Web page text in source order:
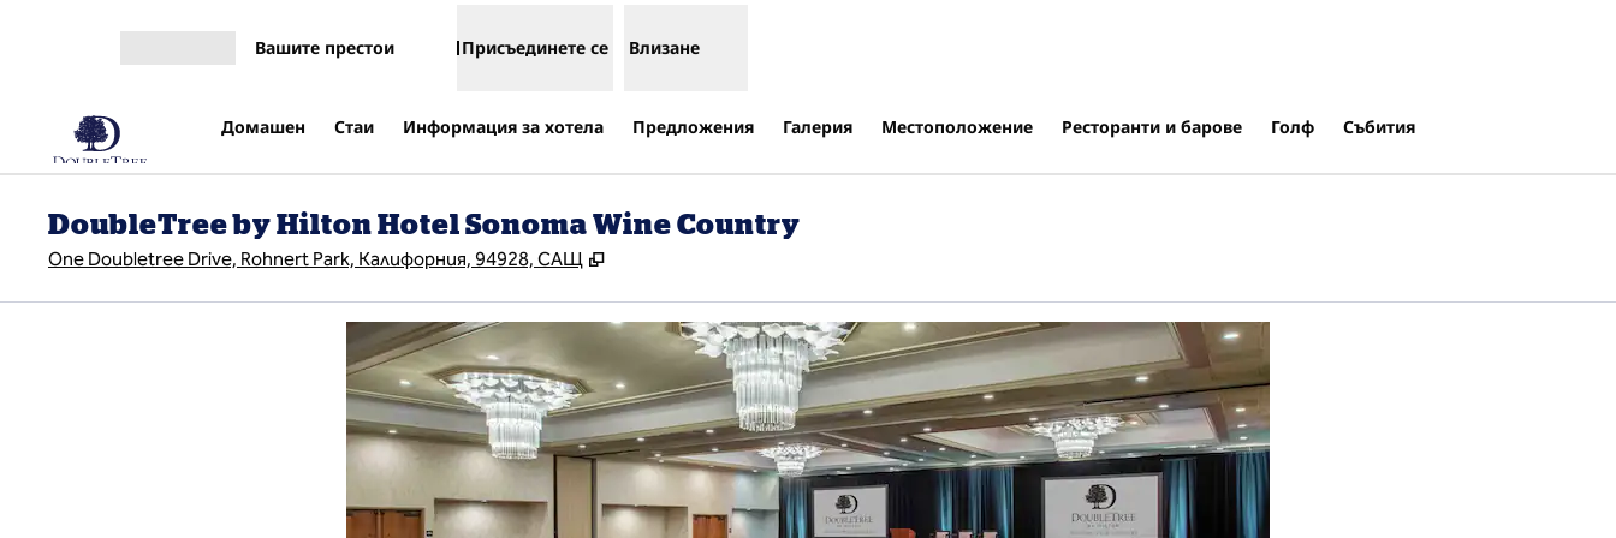
Отваряне на менюВашите престои Присъединете се Влизане
Домашен Стаи Информация за хотела Предложения Галерия Местоположение Ресторанти и барове Голф Събития
DoubleTree by Hilton Hotel Sonoma Wine Country
One Doubletree Drive, Rohnert Park, Калифорния, 94928, САЩ ,